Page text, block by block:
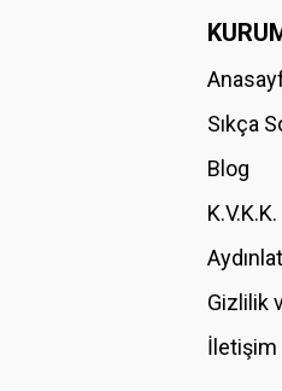
Sıkça
Blog
K.V.K.K.
Gizlilik
İletişim